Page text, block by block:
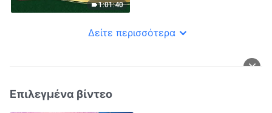
1:01:40
Δείτε περισσότερα
Επιλεγμένα βίντεο